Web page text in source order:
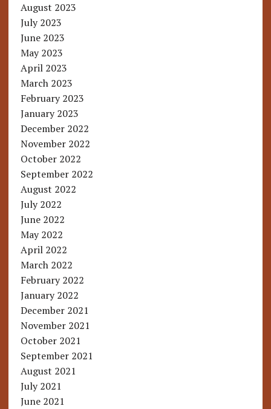
August 2023
July 2023
June 2023
May 2023
April 2023
March 2023
February 2023
January 2023
December 2022
November 2022
October 2022
September 2022
August 2022
July 2022
June 2022
May 2022
April 2022
March 2022
February 2022
January 2022
December 2021
November 2021
October 2021
September 2021
August 2021
July 2021
June 2021